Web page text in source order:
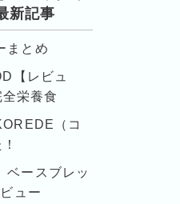
新記事
まとめ
【レビュ
全栄養食
（コ
ベースブレッ
ュー